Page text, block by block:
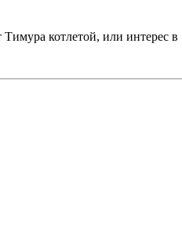
котлетой, или интерес в